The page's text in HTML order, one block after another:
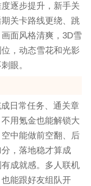
逐步提升，新手关
关卡路线更绕、跳
面风格清爽，3D雪
，动态雪花和光影
眼。
日常任务、通关章
用氪金也能解锁大
中能做前空翻、后
，落地稳才算成
成就感。多人联机
能跟好友组队开